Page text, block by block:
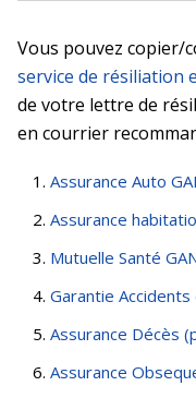
Vous pouvez copier/
service de résiliation
de votre lettre de
en courrier
Assurance Auto
Assurance
Mutuelle Santé
Garantie Accidents
Assurance Décès
Assurance